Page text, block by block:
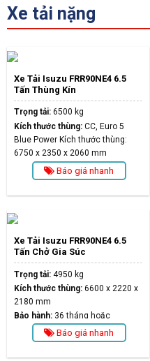
Xe tải nặng
Xe Tải Isuzu FRR90NE4 6.5
Tấn Thùng Kín
Trọng tải:6500 kg
Kích thước thùng:CC, Euro 5
Blue Power Kích thước thùng:
6750 x 2350 x 2060 mm
Bảo hành: 36 tháng hoặc
100.000km
Báo giá nhanh
Xe Tải Isuzu FRR90NE4 6.5
Tấn Chở Gia Súc
Trọng tải:4950 kg
Kích thước thùng:6600 x 2220 x
2180 mm
Bảo hành: 36 tháng hoặc
100.000kmBáo giá nhanh